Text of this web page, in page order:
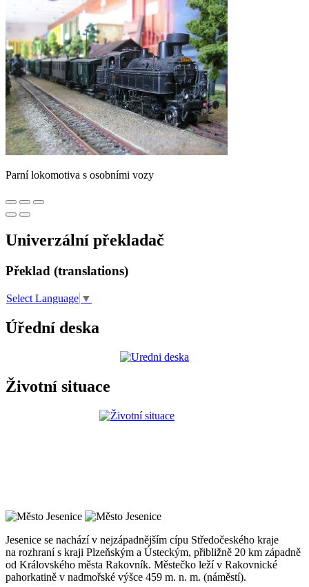
Parní lokomotiva s osobními vozy
Univerzální překladač
Překlad (translations)
Select Language ▼
Úřední deska
Životní situace
Jesenice se nachází v nejzápadnějším cípu Středočeského kraje
na rozhraní s kraji Plzeňským a Ústeckým, přibližně 20 km západně
od Královského města Rakovník. Městečko leží v Rakovnické
pahorkatině v nadmořské výšce 459 m. n. m. (náměstí).